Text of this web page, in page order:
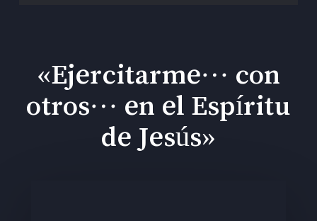
«Ejercitarme… con
otros… en el Espíritu
de Jesús»